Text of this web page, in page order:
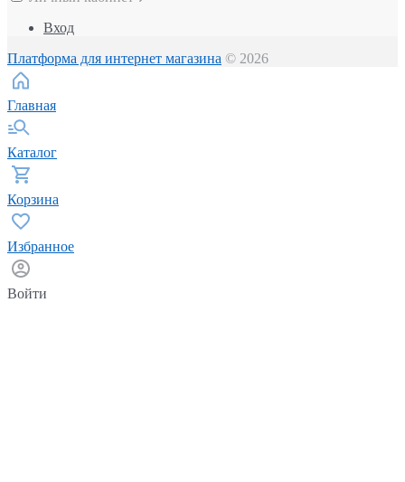
Вход
Платформа для интернет магазина © 2026
Главная
Каталог
Корзина
Избранное
Войти